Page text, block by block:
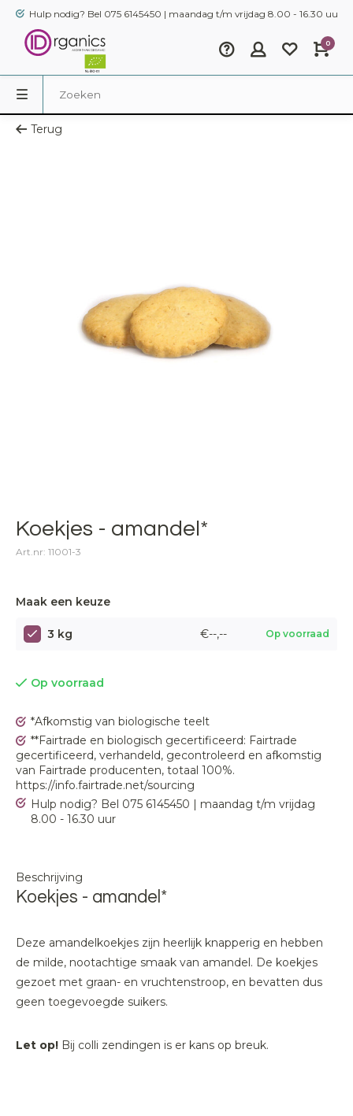
Hulp nodig? Bel 075 6145450 | maandag t/m vrijdag 8.00 - 16.30 uur
0
Terug
Koekjes - amandel*
Art.nr: 11001-3
Maak een keuze
3 kg €--,-- Op voorraad
Op voorraad
*Afkomstig van biologische teelt
**Fairtrade en biologisch gecertificeerd: Fairtrade
gecertificeerd, verhandeld, gecontroleerd en afkomstig
van Fairtrade producenten, totaal 100%.
https://info.fairtrade.net/sourcing
Hulp nodig? Bel 075 6145450 | maandag t/m vrijdag
8.00 - 16.30 uur
Beschrijving
Koekjes - amandel*
Deze amandelkoekjes zijn heerlijk knapperig en hebben
de milde, nootachtige smaak van amandel. De koekjes
gezoet met graan- en vruchtenstroop, en bevatten dus
geen toegevoegde suikers.
Let op! Bij colli zendingen is er kans op breuk.